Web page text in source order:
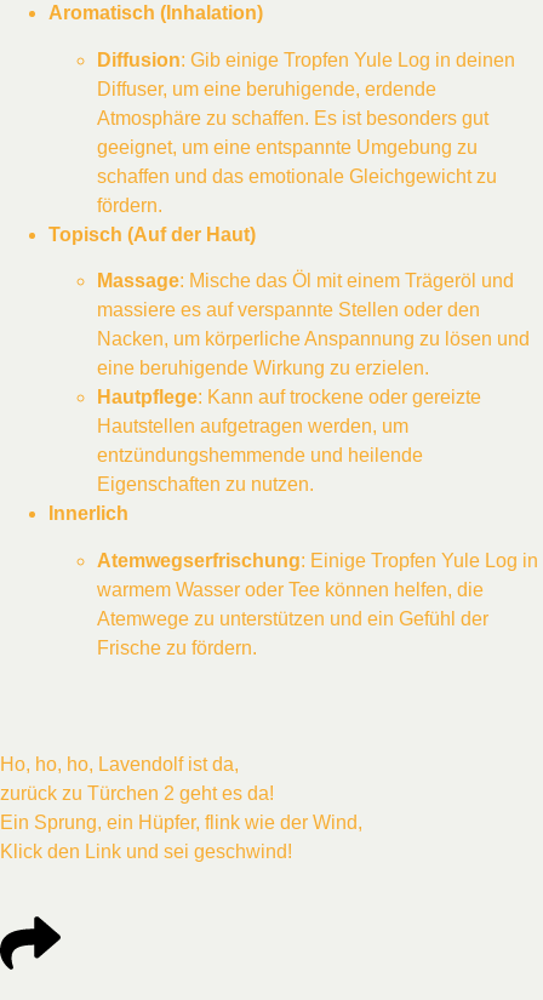
Aromatisch (Inhalation)
Diffusion: Gib einige Tropfen Yule Log in deinen
Diffuser, um eine beruhigende, erdende
Atmosphäre zu schaffen. Es ist besonders gut
geeignet, um eine entspannte Umgebung zu
schaffen und das emotionale Gleichgewicht zu
fördern.
Topisch (Auf der Haut)
Massage: Mische das Öl mit einem Trägeröl und
massiere es auf verspannte Stellen oder den
Nacken, um körperliche Anspannung zu lösen und
eine beruhigende Wirkung zu erzielen.
Hautpflege: Kann auf trockene oder gereizte
Hautstellen aufgetragen werden, um
entzündungshemmende und heilende
Eigenschaften zu nutzen.
Innerlich
Atemwegserfrischung: Einige Tropfen Yule Log in
warmem Wasser oder Tee können helfen, die
Atemwege zu unterstützen und ein Gefühl der
Frische zu fördern.
Ho, ho, ho, Lavendolf ist da,
zurück zu Türchen 2 geht es da!
Ein Sprung, ein Hüpfer, flink wie der Wind,
Klick den Link und sei geschwind!